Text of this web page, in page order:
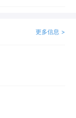
更多信息 >